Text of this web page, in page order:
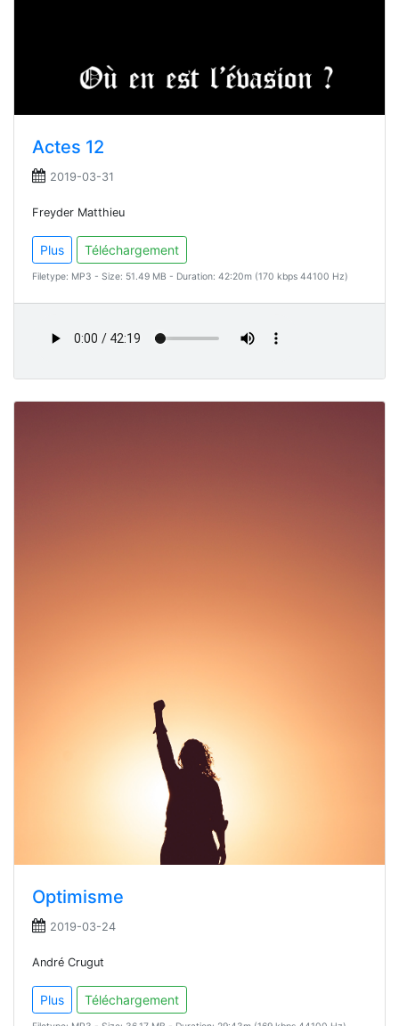
Actes 12
2019-03-31
Freyder Matthieu
Plus Téléchargement
Filetype: MP3 - Size: 51.49 MB - Duration: 42:20m (170 kbps 44100 Hz)
Optimisme
2019-03-24
André Crugut
Plus Téléchargement